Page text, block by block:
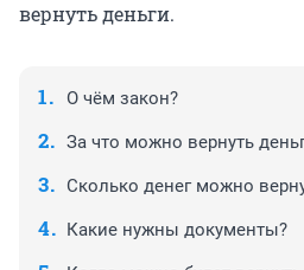
вернуть деньги.
О чём закон?
За что можно вернуть
Сколько денег можно
Какие нужны документы?